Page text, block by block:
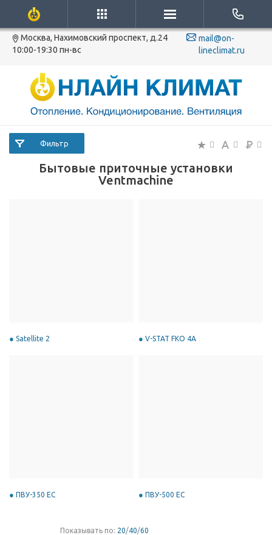
Москва, Нахимовский проспект, д.24
10:00-19:30 пн-вс
mail@on-
lineclimat.ru
Бытовые приточные установки
Ventmachine
Satellite 2 V-STAT FKO 4A
ПВУ-350 EC ПВУ-500 EC
Фильтр
Показывать по: 20/40/60